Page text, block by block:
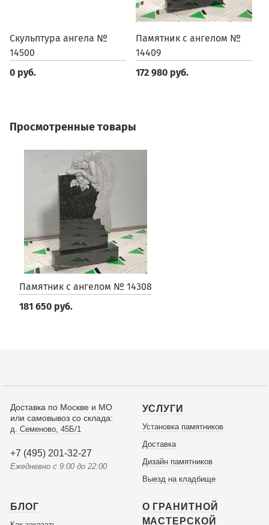
Скульптура ангела №
14500
0 руб.
Памятник с ангелом №
14409
172 980 руб.
Просмотренные товары
Памятник с ангелом № 14308
181 650 руб.
Доставка по Москве и МО
или самовывоз со склада:
д. Семеново, 45Б/1
+7 (495) 201-32-27
Ежедневно с 9:00 до 22:00
УСЛУГИ
Установка памятников
Доставка
Дизайн памятников
Выезд на кладбище
БЛОГ
О ГРАНИТНОЙ
МАСТЕРСКОЙ